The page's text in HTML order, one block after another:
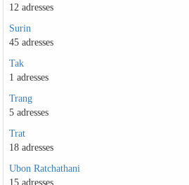
12 adresses
Surin
45 adresses
Tak
1 adresses
Trang
5 adresses
Trat
18 adresses
Ubon Ratchathani
15 adresses